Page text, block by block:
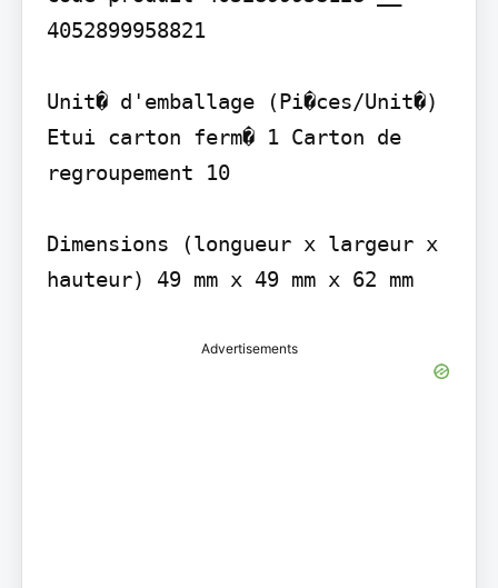
4052899958821
Unit� d'emballage (Pi�ces/Unit�)
Etui carton ferm� 1 Carton de
regroupement 10
Dimensions (longueur x largeur x
hauteur) 49 mm x 49 mm x 62 mm
Advertisements